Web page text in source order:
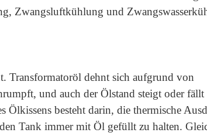
Zwangsluftkühlung und
Transformatoröl dehnt sich aufgrund von
und auch der Ölstand steigt oder
Ölkissens besteht darin, die thermische
Tank immer mit Öl gefüllt zu halten.